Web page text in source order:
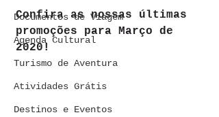
Documentos de Viagem
Agenda Cultural
Turismo de Aventura
Atividades Grátis
Destinos e Eventos
Confira as nossas últimas
promoções para Março de
2020!